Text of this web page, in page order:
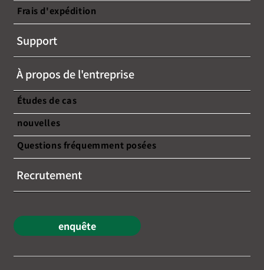
Frais d'expédition
Support
À propos de l'entreprise
Études de cas
nouvelles
Questions fréquemment posées
Recrutement
enquête